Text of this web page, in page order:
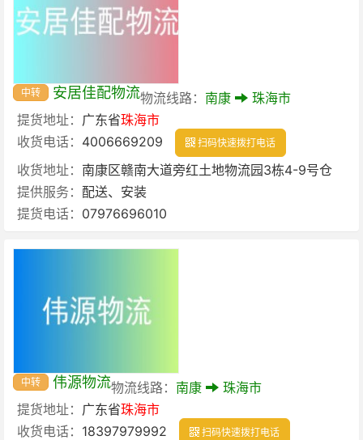
中转 安居佳配物流物流线路： 南康
珠海市
提货地址： 广东省珠海市
收货电话： 4006669209 扫码快速拨打电话
收货地址： 南康区赣南大道旁红土地物流园3栋4-9号仓
提供服务： 配送、安装
提货电话： 07976696010
中转 伟源物流物流线路： 南康
珠海市
提货地址： 广东省珠海市
收货电话： 18397979992 扫码快速拨打电话